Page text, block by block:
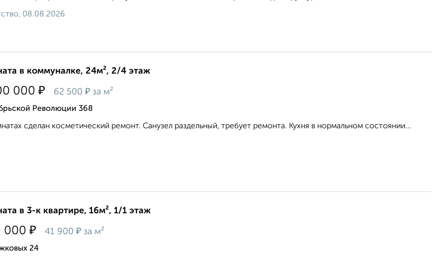
08.08.2026
в коммуналке, 24м², 2/4 этаж
000 ₽ 62 500 ₽ за м²
Революции 368
сделан косметический ремонт. Санузел раздельный, требует ремонта. Кухня в нормальном состоянии...
в 3-к квартире, 16м², 1/1 этаж
000 ₽ 41 900 ₽ за м²
24